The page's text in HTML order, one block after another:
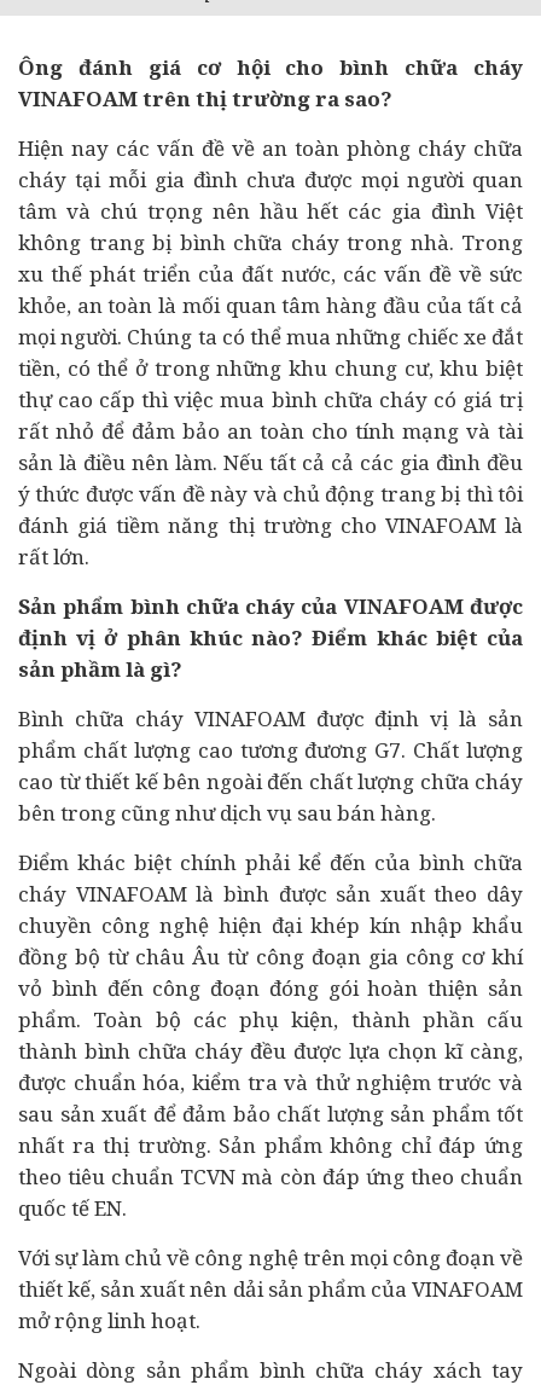
Ông đánh giá cơ hội cho bình chữa cháy
VINAFOAM trên thị trường ra sao?
Hiện nay các vấn đề về an toàn phòng cháy chữa
cháy tại mỗi gia đình chưa được mọi người quan
tâm và chú trọng nên hầu hết các gia đình Việt
không trang bị bình chữa cháy trong nhà. Trong
xu thế phát triển của đất nước, các vấn đề về sức
khỏe, an toàn là mối quan tâm hàng đầu của tất cả
mọi người. Chúng ta có thể mua những chiếc xe đắt
tiền, có thể ở trong những khu chung cư, khu biệt
thự cao cấp thì việc mua bình chữa cháy có giá trị
rất nhỏ để đảm bảo an toàn cho tính mạng và tài
sản là điều nên làm. Nếu tất cả cả các gia đình đều
ý thức được vấn đề này và chủ động trang bị thì tôi
đánh giá tiềm năng thị trường cho VINAFOAM là
rất lớn.
Sản phẩm bình chữa cháy của VINAFOAM được
định vị ở phân khúc nào? Điểm khác biệt của
sản phầm là gì?
Bình chữa cháy VINAFOAM được định vị là sản
phẩm chất lượng cao tương đương G7. Chất lượng
cao từ thiết kế bên ngoài đến chất lượng chữa cháy
bên trong cũng như dịch vụ sau bán hàng.
Điểm khác biệt chính phải kể đến của bình chữa
cháy VINAFOAM là bình được sản xuất theo dây
chuyền công nghệ hiện đại khép kín nhập khẩu
đồng bộ từ châu Âu từ công đoạn gia công cơ khí
vỏ bình đến công đoạn đóng gói hoàn thiện sản
phẩm. Toàn bộ các phụ kiện, thành phần cấu
thành bình chữa cháy đều được lựa chọn kĩ càng,
được chuẩn hóa, kiểm tra và thử nghiệm trước và
sau sản xuất để đảm bảo chất lượng sản phẩm tốt
nhất ra thị trường. Sản phẩm không chỉ đáp ứng
theo tiêu chuẩn TCVN mà còn đáp ứng theo chuẩn
quốc tế EN.
Với sự làm chủ về công nghệ trên mọi công đoạn về
thiết kế, sản xuất nên dải sản phẩm của VINAFOAM
mở rộng linh hoạt.
Ngoài dòng sản phẩm bình chữa cháy xách tay